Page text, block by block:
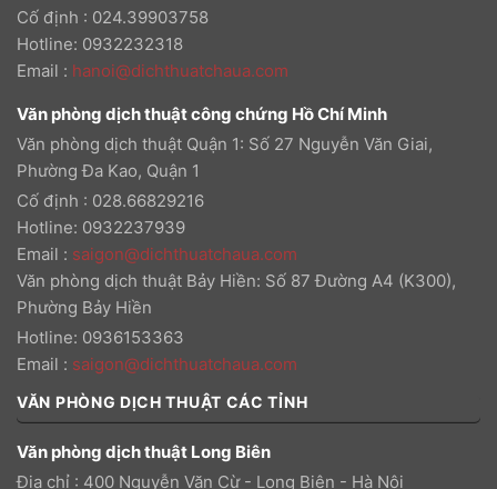
Cố định : 024.39903758
Hotline: 0932232318
Email : hanoi@dichthuatchaua.com
Văn phòng dịch thuật công chứng Hồ Chí Minh
Văn phòng dịch thuật Quận 1: Số 27 Nguyễn Văn Giai,
Phường Đa Kao, Quận 1
Cố định : 028.66829216
Hotline: 0932237939
Email : saigon@dichthuatchaua.com
Văn phòng dịch thuật Bảy Hiền: Số 87 Đường A4 (K300),
Phường Bảy Hiền
Hotline: 0936153363
Email : saigon@dichthuatchaua.com
VĂN PHÒNG DỊCH THUẬT CÁC TỈNH
Văn phòng dịch thuật Long Biên
Địa chỉ : 400 Nguyễn Văn Cừ - Long Biên - Hà Nội